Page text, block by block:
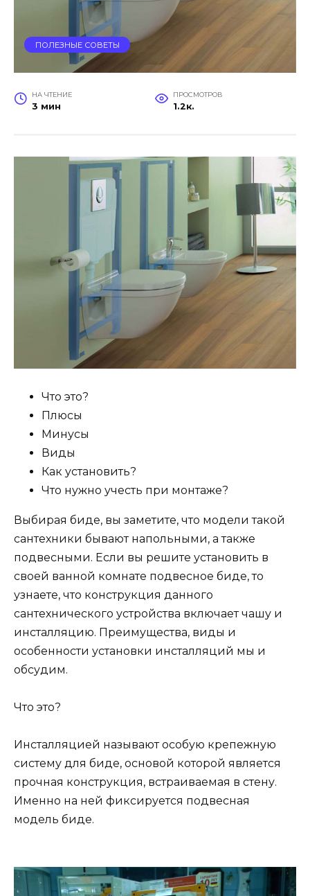
ПОЛЕЗНЫЕ СОВЕТЫ
НА ЧТЕНИЕ
3 мин
ПРОСМОТРОВ
1.2к.
Что это?
Плюсы
Минусы
Виды
Как установить?
Что нужно учесть при монтаже?
Выбирая биде, вы заметите, что модели такой
сантехники бывают напольными, а также
подвесными. Если вы решите установить в
своей ванной комнате подвесное биде, то
узнаете, что конструкция данного
сантехнического устройства включает чашу и
инсталляцию. Преимущества, виды и
особенности установки инсталляций мы и
обсудим.
Что это?
Инсталляцией называют особую крепежную
систему для биде, основой которой является
прочная конструкция, встраиваемая в стену.
Именно на ней фиксируется подвесная
модель биде.